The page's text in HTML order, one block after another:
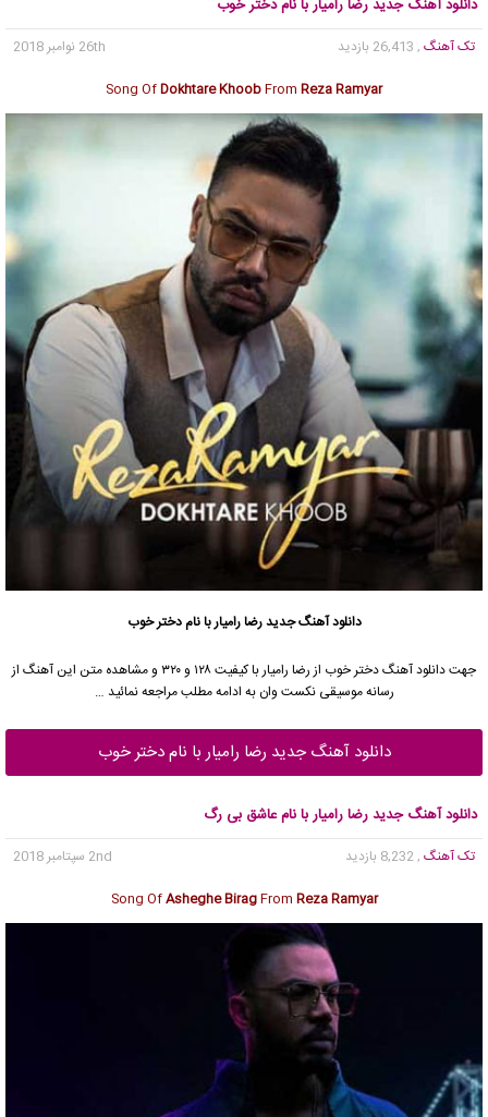
دانلود آهنگ جدید رضا رامیار با نام دختر خوب
تک آهنگ , 26,413 بازدید
26th نوامبر 2018
Song OfDokhtare KhoobFrom Reza Ramyar
دانلود آهنگ جدیدرضا رامیاربا نام دختر خوب
جهت دانلود آهنگ دختر خوب از رضا رامیار
با کیفیت ۱۲۸ و ۳۲۰ و مشاهده متن این آهنگ از
رسانه موسیقی نکست وان به ادامه مطلب مراجعه نمائید …
دانلود آهنگ جدید رضا رامیار با نام دختر خوب
دانلود آهنگ جدید رضا رامیار با نام عاشق بی رگ
تک آهنگ , 8,232 بازدید
2nd سپتامبر 2018
Song OfAsheghe BiragFrom Reza Ramyar